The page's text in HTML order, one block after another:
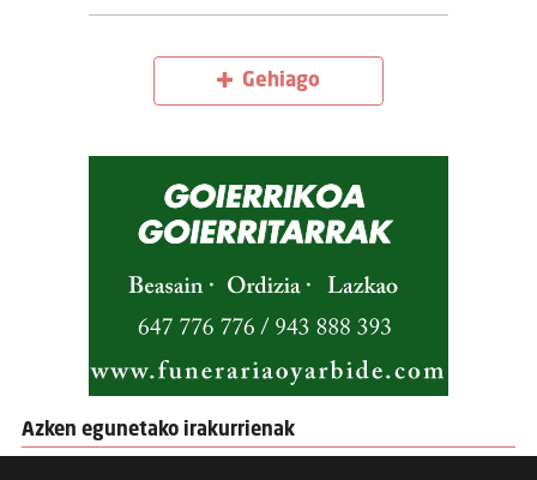
Gehiago
Azken egunetako irakurrienak